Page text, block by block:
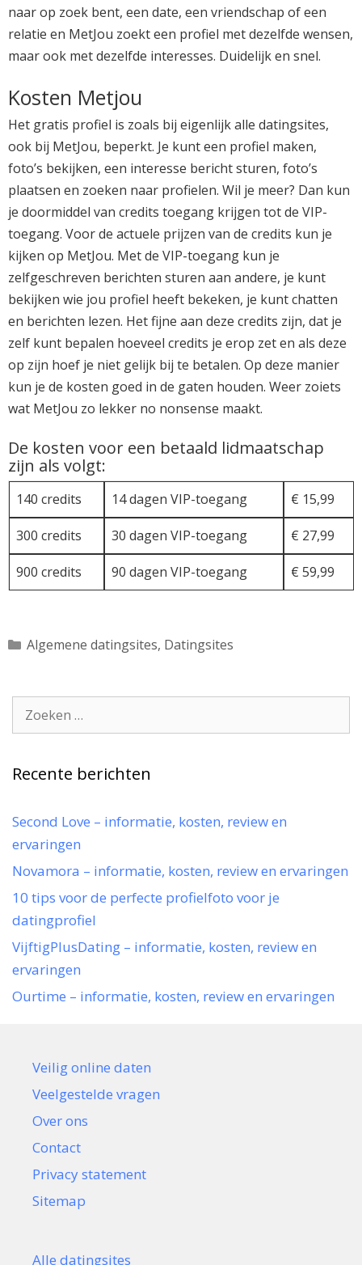
naar op zoek bent, een date, een vriendschap of een
relatie en MetJou zoekt een profiel met dezelfde wensen,
maar ook met dezelfde interesses. Duidelijk en snel.
Kosten Metjou
Het gratis profiel is zoals bij eigenlijk alle datingsites,
ook bij MetJou, beperkt. Je kunt een profiel maken,
foto’s bekijken, een interesse bericht sturen, foto’s
plaatsen en zoeken naar profielen. Wil je meer? Dan kun
je doormiddel van credits toegang krijgen tot de VIP-
toegang. Voor de actuele prijzen van de credits kun je
kijken op MetJou. Met de VIP-toegang kun je
zelfgeschreven berichten sturen aan andere, je kunt
bekijken wie jou profiel heeft bekeken, je kunt chatten
en berichten lezen. Het fijne aan deze credits zijn, dat je
zelf kunt bepalen hoeveel credits je erop zet en als deze
op zijn hoef je niet gelijk bij te betalen. Op deze manier
kun je de kosten goed in de gaten houden. Weer zoiets
wat MetJou zo lekker no nonsense maakt.
De kosten voor een betaald lidmaatschap
zijn als volgt:
140 credits 14 dagen VIP-toegang € 15,99
300 credits 30 dagen VIP-toegang € 27,99
900 credits 90 dagen VIP-toegang € 59,99
Categorieën
Algemene datingsites, Datingsites
Zoek
naar:
Recente berichten
Second Love – informatie, kosten, review en
ervaringen
Novamora – informatie, kosten, review en ervaringen
10 tips voor de perfecte profielfoto voor je
datingprofiel
VijftigPlusDating – informatie, kosten, review en
ervaringen
Ourtime – informatie, kosten, review en ervaringen
Veilig online daten
Veelgestelde vragen
Over ons
Contact
Privacy statement
Sitemap
Alle datingsites